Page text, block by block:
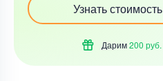
Узнать
Дарим200 руб.